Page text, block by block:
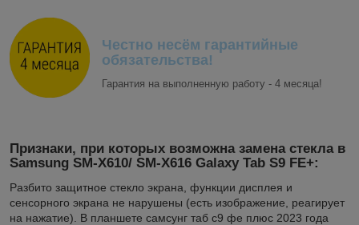
Честно несём гарантийные
обязательства!
Гарантия на выполненную работу - 4 месяца!
Признаки, при которых возможна замена стекла в
Samsung SM-X610/ SM-X616 Galaxy Tab S9 FE+:
Разбито защитное стекло экрана, функции дисплея и
сенсорного экрана не нарушены (есть изображение, реагирует
на нажатие). В планшете самсунг таб с9 фе плюс 2023 года